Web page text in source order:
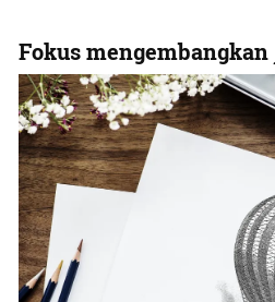
Fokus mengembangkan